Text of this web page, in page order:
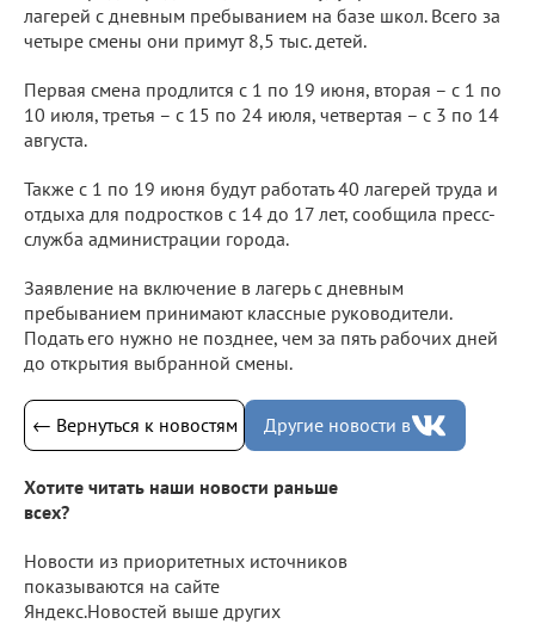
лагерей с дневным пребыванием на базе школ. Всего за
четыре смены они примут 8,5 тыс. детей.
Первая смена продлится с 1 по 19 июня, вторая – с 1 по
10 июля, третья – с 15 по 24 июля, четвертая – с 3 по 14
августа.
Также с 1 по 19 июня будут работать 40 лагерей труда и
отдыха для подростков с 14 до 17 лет, сообщила пресс-
служба администрации города.
Заявление на включение в лагерь с дневным
пребыванием принимают классные руководители.
Подать его нужно не позднее, чем за пять рабочих дней
до открытия выбранной смены.
← Вернуться к новостям Другие новости в
Хотите читать наши новости раньше
всех?
Новости из приоритетных источников
показываются на сайте
Яндекс.Новостей выше других